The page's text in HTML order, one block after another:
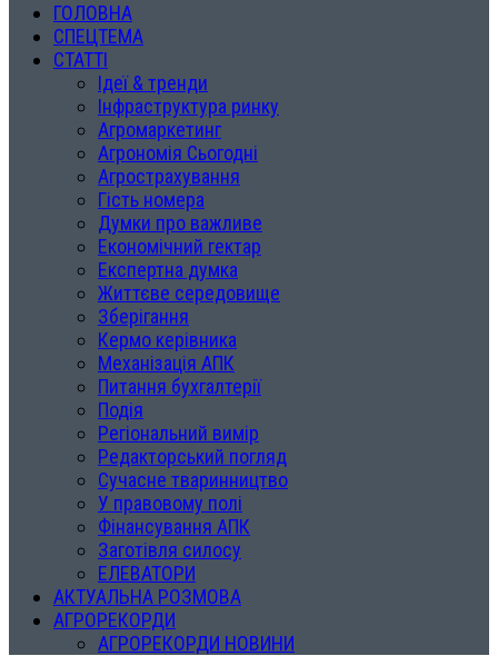
ГОЛОВНА
СПЕЦТЕМА
СТАТТІ
Ідеї & тренди
Інфраструктура ринку
Агромаркетинг
Агрономія Сьогодні
Агрострахування
Гість номера
Думки про важливе
Економічний гектар
Експертна думка
Життєве середовище
Зберігання
Кермо керівника
Механізація АПК
Питання бухгалтерії
Подія
Регіональний вимір
Редакторський погляд
Сучасне тваринництво
У правовому полі
Фінансування АПК
Заготівля силосу
ЕЛЕВАТОРИ
АКТУАЛЬНА РОЗМОВА
АГРОРЕКОРДИ
АГРОРЕКОРДИ НОВИНИ